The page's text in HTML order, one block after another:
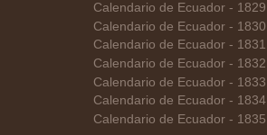
Calendario de Ecuador - 1829
Calendario de Ecuador - 1830
Calendario de Ecuador - 1831
Calendario de Ecuador - 1832
Calendario de Ecuador - 1833
Calendario de Ecuador - 1834
Calendario de Ecuador - 1835